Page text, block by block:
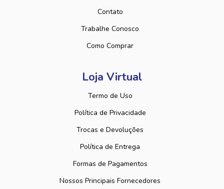
Contato
Trabalhe Conosco
Como Comprar
Loja Virtual
Termo de Uso
Política de Privacidade
Trocas e Devoluções
Política de Entrega
Formas de Pagamentos
Nossos Principais Fornecedores